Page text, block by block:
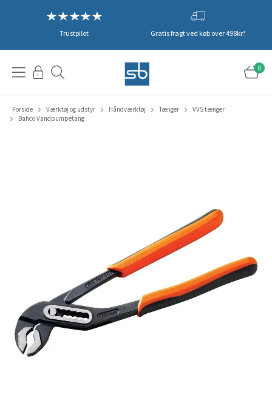
Trustpilot Gratis fragt ved køb over 498kr.*
0
Forside Værktøj og udstyr Håndværktøj Tænger
VVS tænger
Bahco Vandpumpetang